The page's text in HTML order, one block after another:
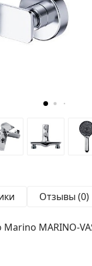
Отзывы (0)
MARINO-